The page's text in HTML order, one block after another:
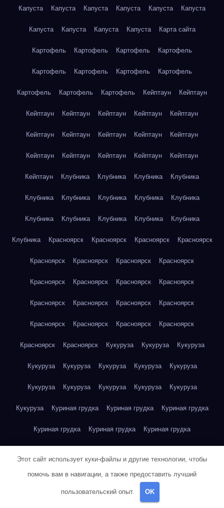
Капуста Капуста Капуста Капуста Капуста Капуста
Капуста Капуста Капуста Капуста Карта сайта
Картофель Картофель Картофель Картофель
Картофель Картофель Картофель Картофель
Картофель Картофель Картофель Кейптаун Кейптаун
Кейптаун Кейптаун Кейптаун Кейптаун Кейптаун
Кейптаун Кейптаун Кейптаун Кейптаун Кейптаун
Кейптаун Кейптаун Кейптаун Кейптаун Кейптаун
Кейптаун Клубника Клубника Клубника Клубника
Клубника Клубника Клубника Клубника Клубника
Клубника Клубника Клубника Клубника Клубника
Клубника Красноярск Красноярск Красноярск Красноярск
Красноярск Красноярск Красноярск Красноярск
Красноярск Красноярск Красноярск Красноярск
Красноярск Красноярск Красноярск Красноярск
Красноярск Красноярск Красноярск Красноярск
Красноярск Красноярск Кукуруза Кукуруза Кукуруза
Кукуруза Кукуруза Кукуруза Кукуруза Кукуруза
Кукуруза Кукуруза Кукуруза Кукуруза Кукуруза
Кукуруза Куриная грудка Куриная грудка Куриная грудка
Куриная грудка Куриная грудка Куриная грудка
Куриная грудка Куриная грудка Куриная грудка
Куриная грудка Куриная грудка Куриная грудка
Этот сайт использует куки-файлы и другие технологии, чтобы
помочь вам в навигации, а также предоставить лучший
пользовательский опыт. OK